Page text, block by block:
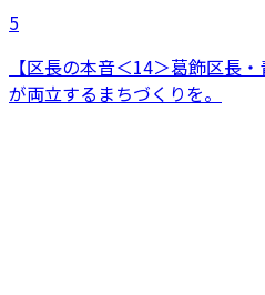
5
【区長の本音＜14＞葛飾区長
が両立するまちづくりを。